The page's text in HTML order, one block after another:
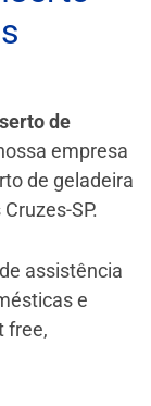
de
empresa
de geladeira
SP.
assistência
e
free,